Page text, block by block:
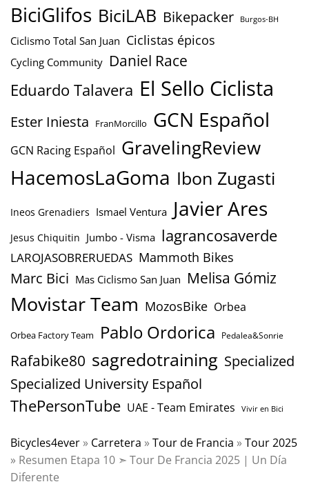
BiciGlifos BiciLAB Bikepacker Burgos-BH
Ciclismo Total San Juan Ciclistas épicos
Cycling Community Daniel Race
Eduardo Talavera El Sello Ciclista
Ester Iniesta FranMorcillo GCN Español
GCN Racing Español GravelingReview
HacemosLaGoma Ibon Zugasti
Ineos Grenadiers Ismael Ventura Javier Ares
Jesus Chiquitin Jumbo - Visma lagrancosaverde
LAROJASOBRERUEDAS Mammoth Bikes
Marc Bici Mas Ciclismo San Juan Melisa Gómiz
Movistar Team MozosBike Orbea
Orbea Factory Team Pablo Ordorica Pedalea&Sonrie
Rafabike80 sagredotraining Specialized
Specialized University Español
ThePersonTube UAE - Team Emirates Vivir en Bici
Bicycles4ever » Carretera »Tour de Francia »Tour 2025
» Resumen Etapa 10 ➣ Tour De Francia 2025 | Un Día
Diferente